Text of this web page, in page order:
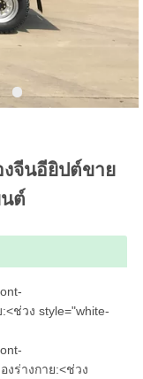
จีนอียิปต์ขาย
ต์
ช่วง style="white-
งร่างกาย:<ช่วง